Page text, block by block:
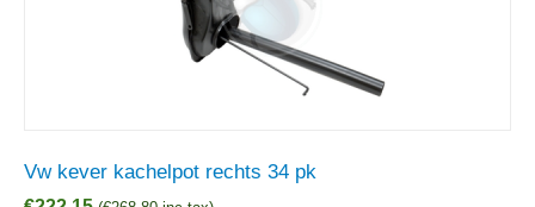
Vw kever kachelpot rechts 34 pk